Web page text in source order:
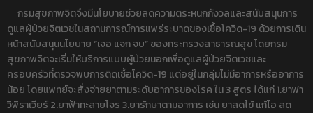
กรมสุขภาพจิตจึงมีนโยบายช่วยลดความตระหนกกังวลและสนับสนุนการ
ดูแลผู้ป่วยจิตเวชในสถานการณ์การแพร่ระบาดของเชื้อโควิด-19 ด้วยการเดิน
หน้าสนับสนุนนโยบาย “เจอ แจก จบ” ของกระทรวงสาธารณสุข โดยกรม
สุขภาพจิตจะเริ่มให้บริการแบบผู้ป่วยนอกเพื่อดูแลผู้ป่วยจิตเวชและ
ครอบครัวที่ตรวจพบการติดเชื้อโควิด-19 แต่อยู่ในกลุ่มไม่มีอาการหรืออาการ
น้อย โดยแพทย์จะสั่งจ่ายยาตามระดับอาการของโรค ใน 3 สูตร ได้แก่ 1.ยาฟา
วิพิราเวียร์ 2.ยาฟ้าทะลายโจร 3.ยารักษาตามอาการ เช่น ยาลดไข้ แก้ไอ ลด